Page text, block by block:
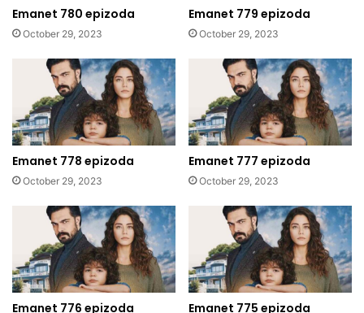
Emanet 780 epizoda
October 29, 2023
Emanet 779 epizoda
October 29, 2023
Emanet 778 epizoda
October 29, 2023
Emanet 777 epizoda
October 29, 2023
Emanet 776 epizoda Emanet 775 epizoda